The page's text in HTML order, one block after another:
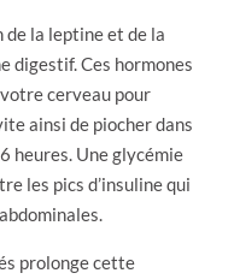
la leptine et de la
digestif. Ces hormones
cerveau pour
ainsi de piocher dans
heures. Une glycémie
les pics d’insuline qui
prolonge cette